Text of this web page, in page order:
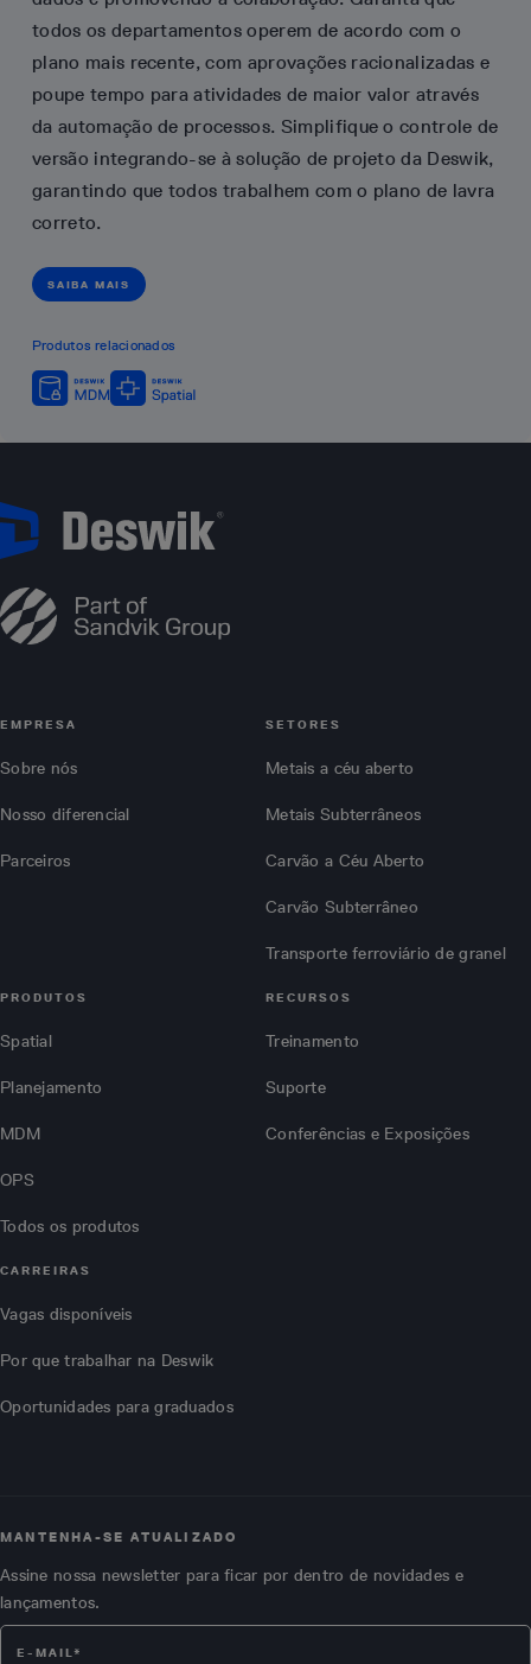
todos os departamentos operem de acordo com o
plano mais recente, com aprovações racionalizadas e
poupe tempo para atividades de maior valor através
da automação de processos. Simplifique o controle de
versão integrando-se à solução de projeto da Deswik,
garantindo que todos trabalhem com o plano de lavra
correto.
SAIBA MAIS
Produtos relacionados
EMPRESA
Sobre nós
Nosso diferencial
Parceiros
SETORES
Metais a céu aberto
Metais Subterrâneos
Carvão a Céu Aberto
Carvão Subterrâneo
Transporte ferroviário de granel
PRODUTOS
Spatial
Planejamento
MDM
OPS
Todos os produtos
RECURSOS
Treinamento
Suporte
Conferências e Exposições
CARREIRAS
Vagas disponíveis
Por que trabalhar na Deswik
Oportunidades para graduados
MANTENHA-SE ATUALIZADO
Assine nossa newsletter para ficar por dentro de novidades e
lançamentos.